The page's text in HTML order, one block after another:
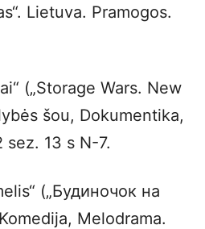
Lietuva. Pramogos.
(„Storage Wars. New
šou, Dokumentika,
sez. 13 s N-7.
(„Будиночок на
Melodrama.